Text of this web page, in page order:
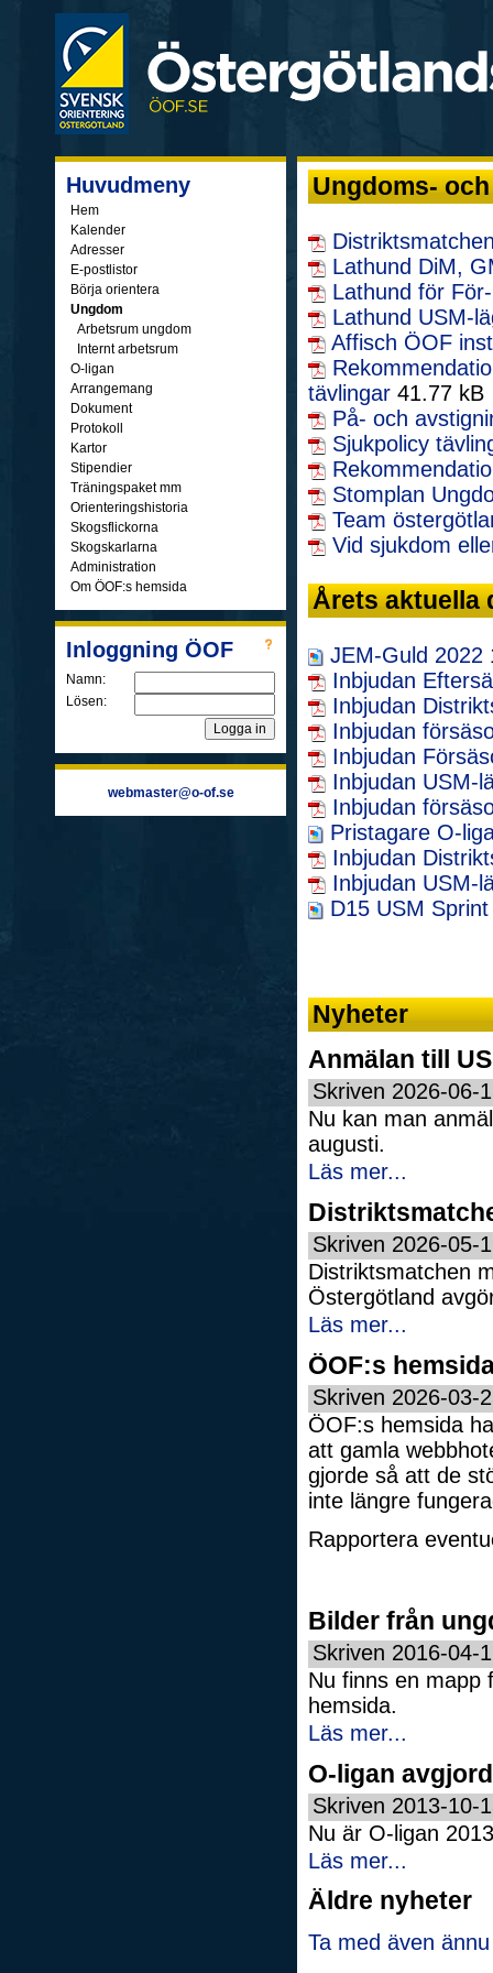
Huvudmeny
Hem
Kalender
Adresser
E-postlistor
Börja orientera
Ungdom
Arbetsrum ungdom
Internt arbetsrum
O-ligan
Arrangemang
Dokument
Protokoll
Kartor
Stipendier
Träningspaket mm
Orienteringshistoria
Skogsflickorna
Skogskarlarna
Administration
Om ÖOF:s hemsida
Inloggning ÖOF
Namn:
Lösen:
webmaster@o-of.se
Ungdoms-
Lathund DiM,
Lathund för
Lathund USM-
Affisch ÖOF
tävlingar 41.77 kB
På- och
Sjukpolicy
Stomplan
Team
Vid sjukdom
Årets aktuella
JEM-Guld 2022
Inbjudan
Inbjudan
Inbjudan
Inbjudan
Inbjudan USM-
Inbjudan
Pristagare O-
Inbjudan
Inbjudan USM-
D15 USM Sprint
Nyheter
Anmälan till
Skriven 2026-06-
Nu kan man
augusti.
Läs mer...
Skriven 2026-05-
Distriktsmatchen
Östergötland
Läs mer...
ÖOF:s
Skriven 2026-03-
ÖOF:s hemsida
att gamla
gjorde så att de
inte längre
Rapportera
Bilder från
Skriven 2016-04-
Nu finns en mapp
hemsida.
Läs mer...
O-ligan avgjord
Skriven 2013-10-
Nu är O-ligan
Läs mer...
Äldre nyheter
Ta med även